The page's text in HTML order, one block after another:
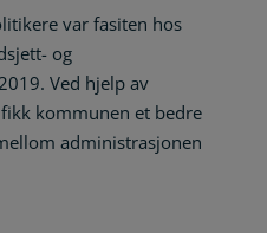
var fasiten hos
og
Ved hjelp av
kommunen et bedre
administrasjonen